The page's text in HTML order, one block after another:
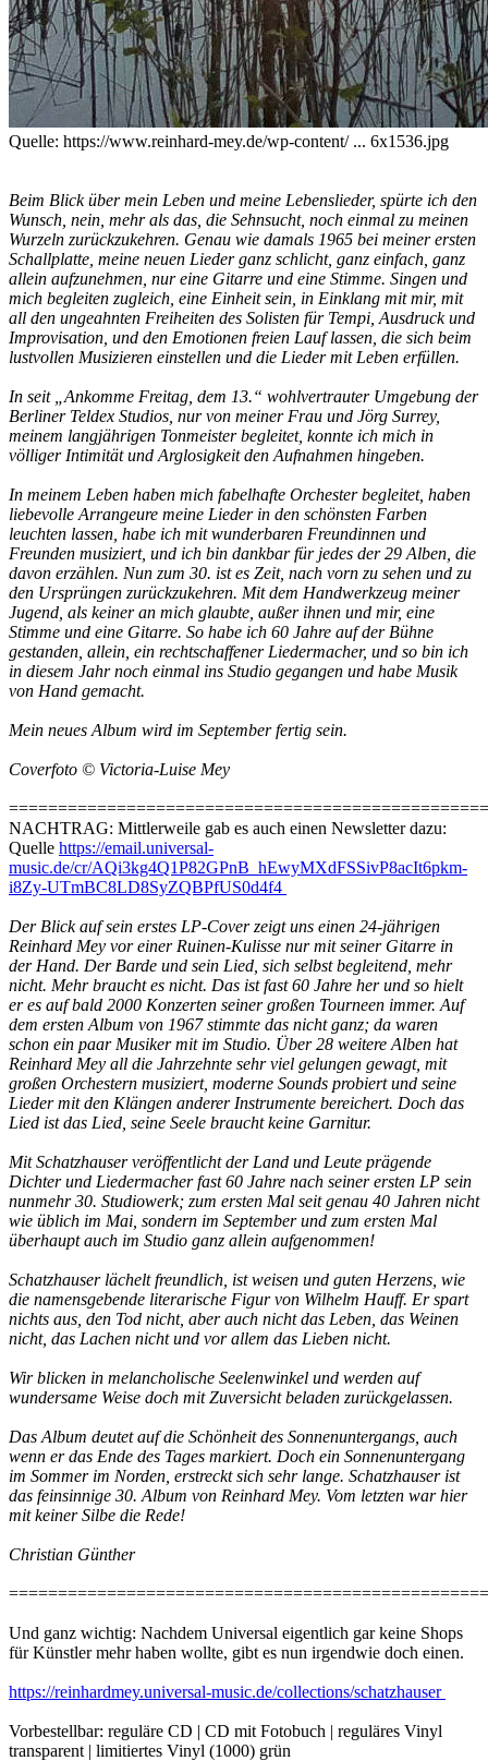
Quelle: https://www.reinhard-mey.de/wp-content/ ... 6x1536.jpg
Beim Blick über mein Leben und meine Lebenslieder, spürte ich den
Wunsch, nein, mehr als das, die Sehnsucht, noch einmal zu meinen
Wurzeln zurückzukehren. Genau wie damals 1965 bei meiner ersten
Schallplatte, meine neuen Lieder ganz schlicht, ganz einfach, ganz
allein aufzunehmen, nur eine Gitarre und eine Stimme. Singen und
mich begleiten zugleich, eine Einheit sein, in Einklang mit mir, mit
all den ungeahnten Freiheiten des Solisten für Tempi, Ausdruck und
Improvisation, und den Emotionen freien Lauf lassen, die sich beim
lustvollen Musizieren einstellen und die Lieder mit Leben erfüllen.
In seit „Ankomme Freitag, dem 13.“ wohlvertrauter Umgebung der
Berliner Teldex Studios, nur von meiner Frau und Jörg Surrey,
meinem langjährigen Tonmeister begleitet, konnte ich mich in
völliger Intimität und Arglosigkeit den Aufnahmen hingeben.
In meinem Leben haben mich fabelhafte Orchester begleitet, haben
liebevolle Arrangeure meine Lieder in den schönsten Farben
leuchten lassen, habe ich mit wunderbaren Freundinnen und
Freunden musiziert, und ich bin dankbar für jedes der 29 Alben, die
davon erzählen. Nun zum 30. ist es Zeit, nach vorn zu sehen und zu
den Ursprüngen zurückzukehren. Mit dem Handwerkzeug meiner
Jugend, als keiner an mich glaubte, außer ihnen und mir, eine
Stimme und eine Gitarre. So habe ich 60 Jahre auf der Bühne
gestanden, allein, ein rechtschaffener Liedermacher, und so bin ich
in diesem Jahr noch einmal ins Studio gegangen und habe Musik
von Hand gemacht.
Mein neues Album wird im September fertig sein.
Coverfoto © Victoria-Luise Mey
NACHTRAG: Mittlerweile gab es auch einen Newsletter dazu:
Quelle https://email.universal-
music.de/cr/AQi3kg4Q1P82GPnB_hEwyMXdFSSivP8acIt6pkm-
i8Zy-UTmBC8LD8SyZQBPfUS0d4f4
Der Blick auf sein erstes LP-Cover zeigt uns einen 24-jährigen
Reinhard Mey vor einer Ruinen-Kulisse nur mit seiner Gitarre in
der Hand. Der Barde und sein Lied, sich selbst begleitend, mehr
nicht. Mehr braucht es nicht. Das ist fast 60 Jahre her und so hielt
er es auf bald 2000 Konzerten seiner großen Tourneen immer. Auf
dem ersten Album von 1967 stimmte das nicht ganz; da waren
schon ein paar Musiker mit im Studio. Über 28 weitere Alben hat
Reinhard Mey all die Jahrzehnte sehr viel gelungen gewagt, mit
großen Orchestern musiziert, moderne Sounds probiert und seine
Lieder mit den Klängen anderer Instrumente bereichert. Doch das
Lied ist das Lied, seine Seele braucht keine Garnitur.
Mit Schatzhauser veröffentlicht der Land und Leute prägende
Dichter und Liedermacher fast 60 Jahre nach seiner ersten LP sein
nunmehr 30. Studiowerk; zum ersten Mal seit genau 40 Jahren nicht
wie üblich im Mai, sondern im September und zum ersten Mal
überhaupt auch im Studio ganz allein aufgenommen!
Schatzhauser lächelt freundlich, ist weisen und guten Herzens, wie
die namensgebende literarische Figur von Wilhelm Hauff. Er spart
nichts aus, den Tod nicht, aber auch nicht das Leben, das Weinen
nicht, das Lachen nicht und vor allem das Lieben nicht.
Wir blicken in melancholische Seelenwinkel und werden auf
wundersame Weise doch mit Zuversicht beladen zurückgelassen.
Das Album deutet auf die Schönheit des Sonnenuntergangs, auch
wenn er das Ende des Tages markiert. Doch ein Sonnenuntergang
im Sommer im Norden, erstreckt sich sehr lange. Schatzhauser ist
das feinsinnige 30. Album von Reinhard Mey. Vom letzten war hier
mit keiner Silbe die Rede!
Christian Günther
Und ganz wichtig: Nachdem Universal eigentlich gar keine Shops
für Künstler mehr haben wollte, gibt es nun irgendwie doch einen.
https://reinhardmey.universal-music.de/collections/schatzhauser
Vorbestellbar: reguläre CD | CD mit Fotobuch | reguläres Vinyl
transparent | limitiertes Vinyl (1000) grün